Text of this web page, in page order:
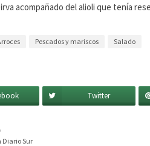
acompañado del alioli que tenía
Pescados y mariscos Salado
Twitter
Diario Sur